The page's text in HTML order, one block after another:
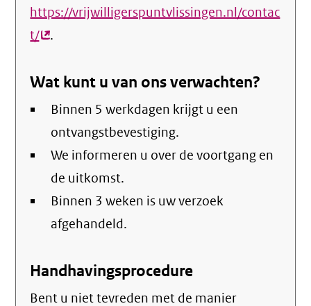
https://vrijwilligerspuntvlissingen.nl/contac
t/(externe
.
Wat kunt u van ons verwachten?
Binnen 5 werkdagen krijgt u een
ontvangstbevestiging.
We informeren u over de voortgang en
de uitkomst.
Binnen 3 weken is uw verzoek
afgehandeld.
Handhavingsprocedure
Bent u niet tevreden met de manier